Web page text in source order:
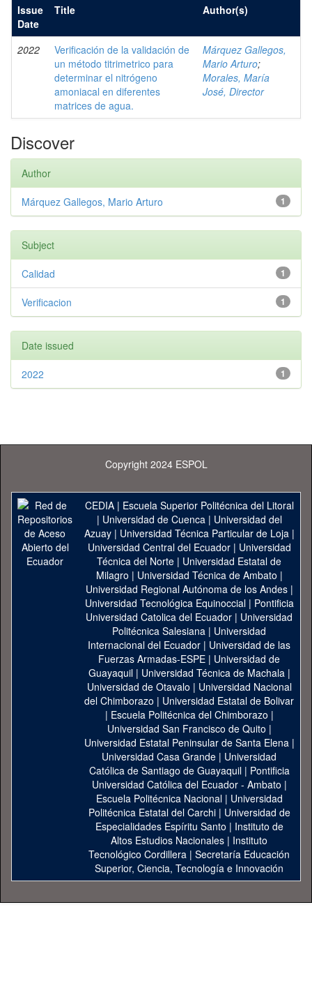
Issue
Date
Title Author(s)
2022
Verificación de la validación de
un método titrimetrico para
determinar el nitrógeno
amoniacal en diferentes
matrices de agua.
Márquez Gallegos,
Mario Arturo;
Morales, María
José, Director
Discover
Author
1
Márquez Gallegos, Mario Arturo
Subject
1
Calidad
1
Verificacion
Date issued
1
2022
Copyright 2024 ESPOL
CEDIA| Escuela Superior Politécnica del Litoral
| Universidad de Cuenca| Universidad del
Azuay| Universidad Técnica Particular de Loja|
Universidad Central del Ecuador| Universidad
Técnica del Norte | Universidad Estatal de
Milagro | Universidad Técnica de Ambato |
Universidad Regional Autónoma de los Andes|
Universidad Tecnológica Equinoccial| Pontificia
Universidad Catolica del Ecuador | Universidad
Politécnica Salesiana | Universidad
Internacional del Ecuador | Universidad de las
Fuerzas Armadas-ESPE | Universidad de
Guayaquil| Universidad Técnica de Machala|
Universidad de Otavalo | Universidad Nacional
del Chimborazo | Universidad Estatal de Bolivar
| Escuela Politécnica del Chimborazo |
Universidad San Francisco de Quito |
Universidad Estatal Peninsular de Santa Elena|
Universidad Casa Grande | Universidad
Católica de Santiago de Guayaquil| Pontificia
Universidad Católica del Ecuador - Ambato |
Escuela Politécnica Nacional| Universidad
Politécnica Estatal del Carchi| Universidad de
Especialidades Espíritu Santo | Instituto de
Altos Estudios Nacionales | Instituto
Tecnológico Cordillera | Secretaría Educación
Superior, Ciencia, Tecnología e Innovación